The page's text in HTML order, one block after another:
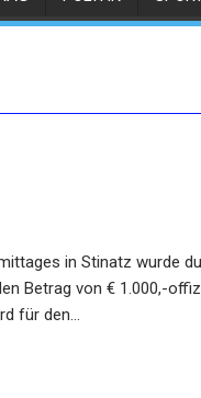
in Stinatz wurde
Betrag von € 1.000,-
für den…